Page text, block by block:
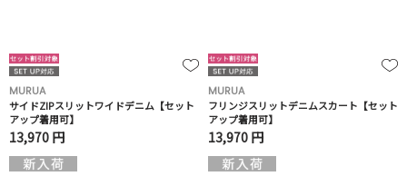
MURUA
サイドZIPスリットワイドデニム【セット
アップ着用可】
13,970 円
MURUA
フリンジスリットデニムスカート【セット
アップ着用可】
13,970 円